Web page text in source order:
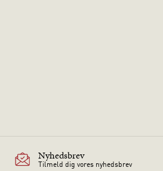
Nyhedsbrev
Tilmeld dig vores nyhedsbrev